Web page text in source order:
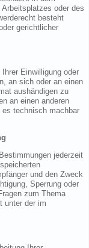
oder des
besteht
gerichtlicher
Einwilligung oder
an sich oder an einen
aushändigen zu
an einen anderen
es technisch machbar
jederzeit
und den Zweck
Sperrung oder
zum Thema
unter der im